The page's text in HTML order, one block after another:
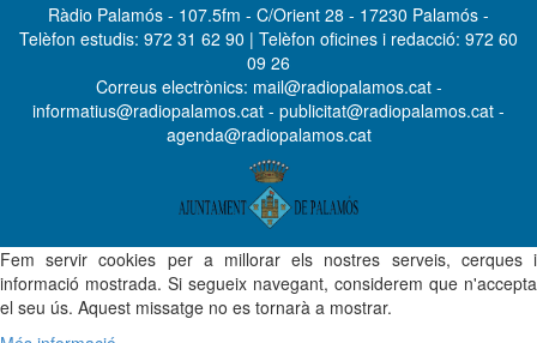
Ràdio Palamós - 107.5fm - C/Orient 28 - 17230 Palamós -
Telèfon estudis: 972 31 62 90 | Telèfon oficines i redacció: 972 60
09 26
Correus electrònics: mail@radiopalamos.cat -
informatius@radiopalamos.cat - publicitat@radiopalamos.cat -
agenda@radiopalamos.cat
Fem servir cookies per a millorar els nostres serveis, cerques i
informació mostrada. Si segueix navegant, considerem que n'accepta
el seu ús. Aquest missatge no es tornarà a mostrar.